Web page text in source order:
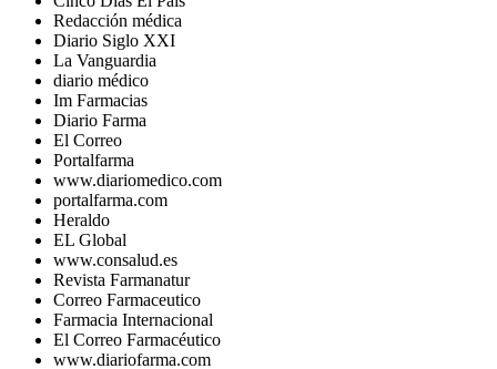
Redacción médica
Diario Siglo XXI
La Vanguardia
diario médico
Im Farmacias
Diario Farma
El Correo
Portalfarma
www.diariomedico.com
portalfarma.com
Heraldo
EL Global
www.consalud.es
Revista Farmanatur
Correo Farmaceutico
Farmacia Internacional
El Correo Farmacéutico
www.diariofarma.com